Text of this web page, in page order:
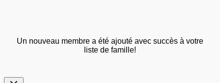
Un nouveau membre a été ajouté avec succès à votre
liste de famille!